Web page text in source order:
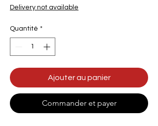
Delivery not available
Quantité *
Ajouter au panier
Commander et payer